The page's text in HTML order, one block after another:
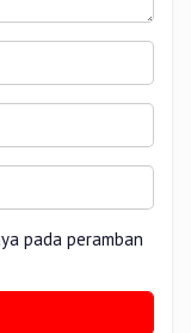
pada peramban